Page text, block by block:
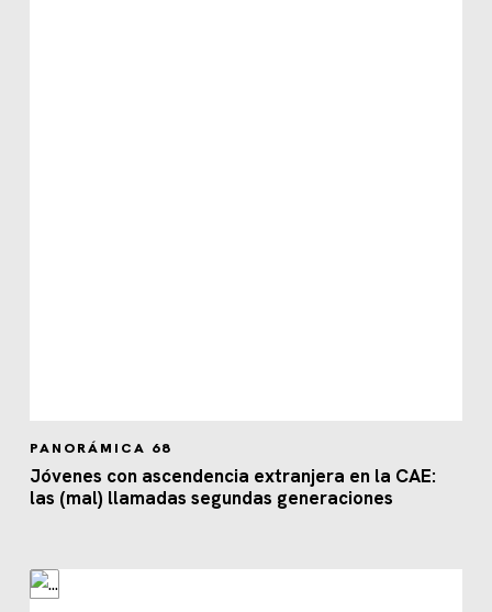
PANORÁMICA 68
Jóvenes con ascendencia extranjera en la CAE:
las (mal) llamadas segundas generaciones